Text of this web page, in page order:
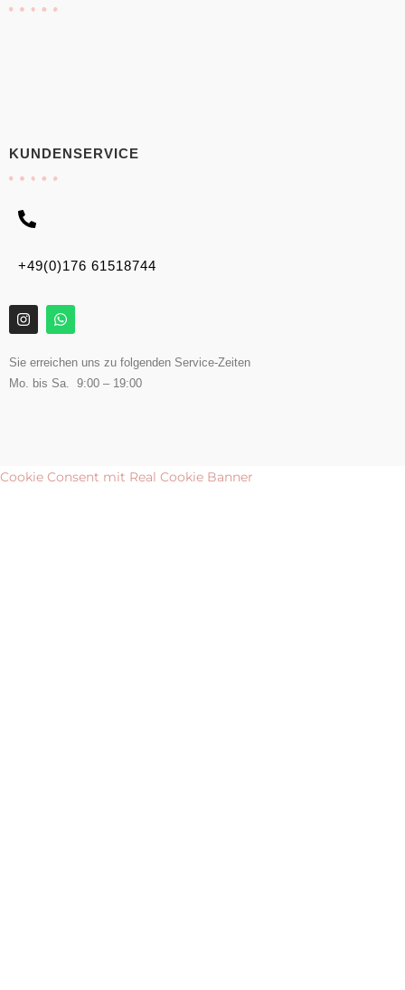
KUNDENSERVICE
+49(0)176 61518744
Sie erreichen uns zu folgenden Service-Zeiten
Mo. bis Sa. 9:00 – 19:00
Cookie Consent mit Real Cookie Banner